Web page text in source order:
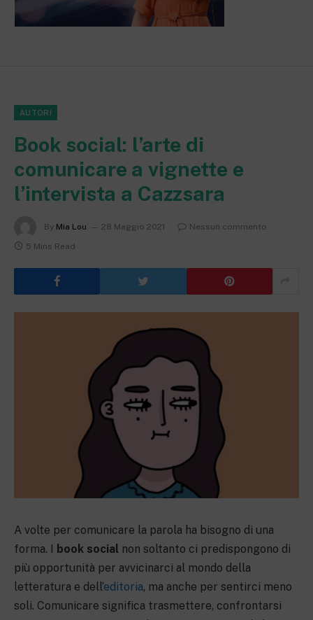
AUTORI
Book social: l’arte di
comunicare a vignette e
l’intervista a Cazzsara
By Mia Lou 28 Maggio 2021
Nessun commento
5 Mins Read
A volte per comunicare la parola ha bisogno di una
forma. I
book social non soltanto ci predispongono di
più opportunità per avvicinarci al mondo della
letteratura e dell’editoria, ma anche per sentirci meno
soli. Comunicare significa trasmettere, confrontarsi